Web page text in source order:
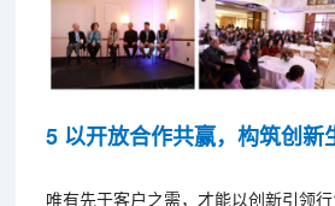
5 以开放合作共赢，构筑创新
唯有先于客户之需，才能以创新引领